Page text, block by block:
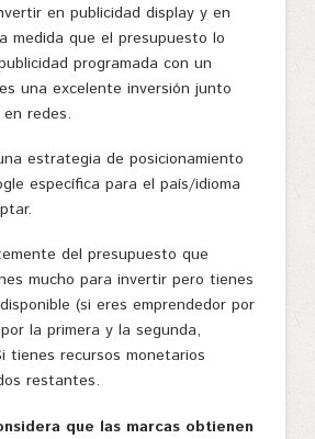
en publicidad display y en
medida que el presupuesto lo
programada con un
una excelente inversión junto
redes.
estrategia de posicionamiento
específica para el país/idioma
del presupuesto que
mucho para invertir pero tienes
(si eres emprendedor por
la primera y la segunda,
tienes recursos monetarios
restantes.
que las marcas obtienen